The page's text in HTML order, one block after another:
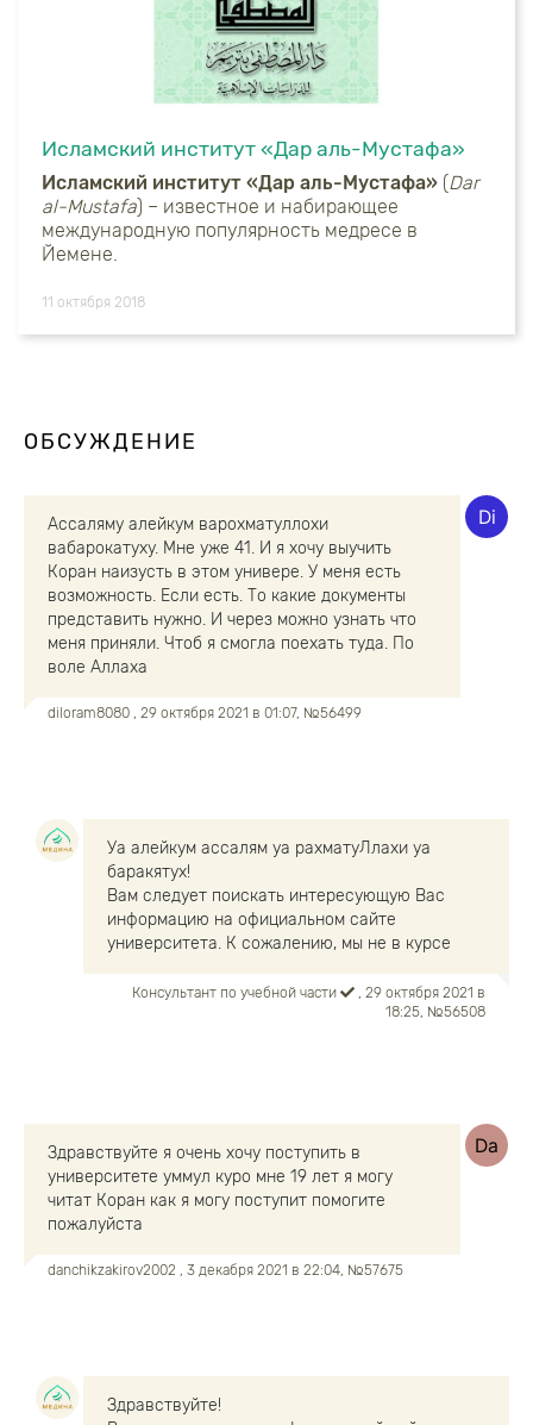
Исламский институт «Дар аль-Мустафа»
Исламский институт «Дар аль-Мустафа» (Dar
al-Mustafa) – известное и набирающее
международную популярность медресе в
Йемене.
11 октября 2018
ОБСУЖДЕНИЕ
Ассаляму алейкум варохматуллохи
вабарокатуху. Мне уже 41. И я хочу выучить
Коран наизусть в этом универе. У меня есть
возможность. Если есть. То какие документы
представить нужно. И через можно узнать что
меня приняли. Чтоб я смогла поехать туда. По
воле Аллаха
diloram8080 , 29 октября 2021 в 01:07, №56499
Уа алейкум ассалям уа рахматуЛлахи уа
баракятух!
Вам следует поискать интересующую Вас
информацию на официальном сайте
университета. К сожалению, мы не в курсе
Консультант по учебной части
, 29 октября 2021 в
18:25, №56508
Здравствуйте я очень хочу поступить в
университете уммул куро мне 19 лет я могу
читат Коран как я могу поступит помогите
пожалуйста
danchikzakirov2002 , 3 декабря 2021 в 22:04, №57675
Здравствуйте!